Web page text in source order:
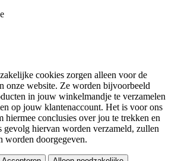
cookies zorgen alleen voor de
onze website. Ze worden bijvoorbeeld
in jouw winkelmandje te verzamelen
op jouw klantenaccount. Het is voor ons
hiermee conclusies over jou te trekken en
gevolg hiervan worden verzameld, zullen
worden doorgegeven.